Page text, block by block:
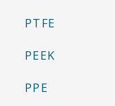
PTFE
PEEK
PPE